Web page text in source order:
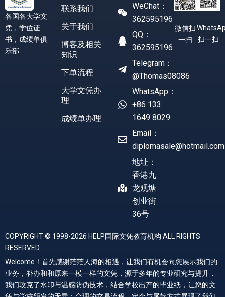
各国各大学文
凭，学位证
书，成绩单俱
乐部
联系我们
关于我们
博客及相关
知识
下单流程
大学文凭办
理
成绩单办理
WeChat：
362595196
QQ：
362595196
Telegram：
@Thomas08086
WhatsApp：
+86 133
1649 8029
Email：
diplomasale@hotmail.com
地址：
香港九
龙观塘
创业街
36号
微信扫
一扫
扫一扫
COPYRIGHT © 1998-2026 HELP国际文凭教育机构 ALL RIGHTS
RESERVED.
Welcome！首先感谢茫茫人海的相遇，让我们有机会向您展示我们的
业务，补办和和原来一模一样的文凭，源于多年的专业研究与提升，
我们攻克了水印与温感防伪技术，结合学校出产的毕业纸，让您的文